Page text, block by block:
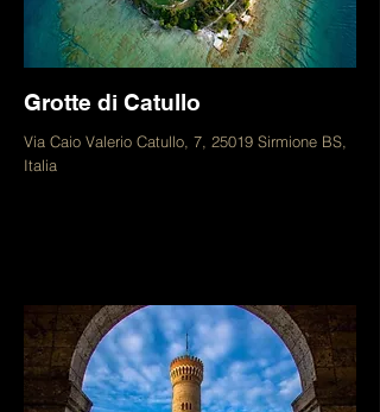
Grotte di Catullo
Via Caio Valerio Catullo, 7, 25019 Sirmione BS,
Italia